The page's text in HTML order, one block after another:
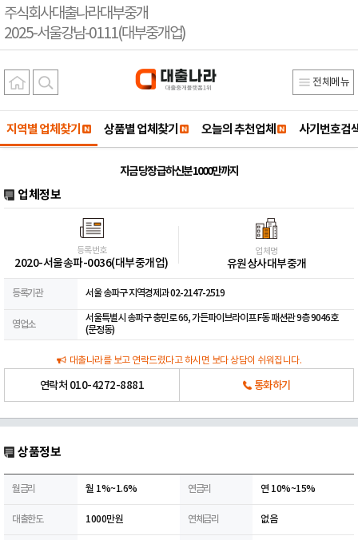
주식회사대출나라대부중개
2025-서울강남-0111(대부중개업)
전체메뉴
지역별 업체찾기 상품별 업체찾기 오늘의 추천업체 사기번호검
지금 당장 급하신분 1000만까지
업체정보
등록번호
2020-서울송파-0036(대부중개업)
업체명
유원상사대부중개
등록기관 서울 송파구 지역경제과 02-2147-2519
영업소
서울특별시 송파구 충민로 66, 가든파이브라이프 F동 패션관 9층 9046호
(문정동)
대출나라를 보고 연락드렸다고 하시면 보다 상담이 쉬워집니다.
연락처 010-4272-8881 통화하기
상품정보
월금리 월 1%~1.6% 연금리 연 10%~15%
대출한도 1000만원 연체금리 없음